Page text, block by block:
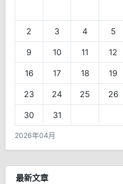
2 3 4 5
9 10 11 12
16 17 18 19
23 24 25 26
30 31
2026年04月
最新文章